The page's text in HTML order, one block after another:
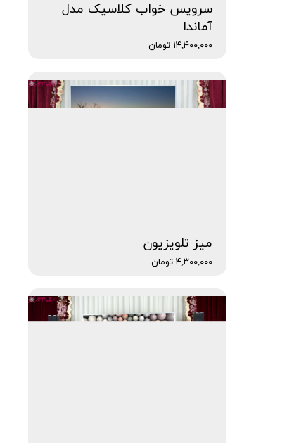
سرویس خواب کلاسیک مدل
آماندا
۱۴,۴۰۰,۰۰۰ تومان
میز تلویزیون
۴,۳۰۰,۰۰۰ تومان